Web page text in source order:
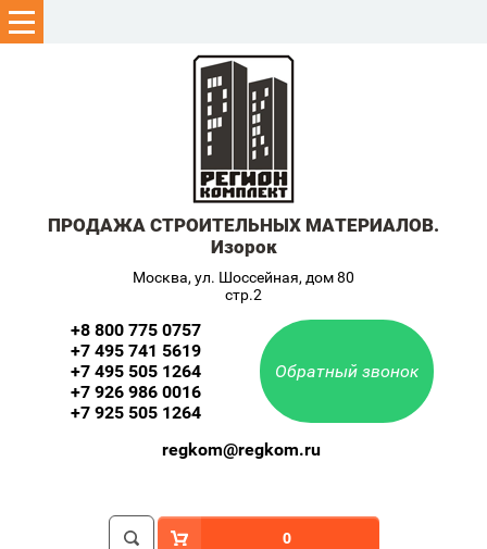
ПРОДАЖА СТРОИТЕЛЬНЫХ МАТЕРИАЛОВ.
Изорок
Москва, ул. Шоссейная, дом 80
стр.2
+8 800 775 0757
+7 495 741 5619
+7 495 505 1264
+7 926 986 0016
+7 925 505 1264
Обратный звонок
regkom@regkom.ru
0